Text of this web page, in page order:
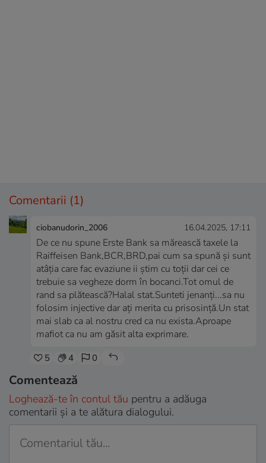
Comentarii (1)
ciobanudorin_2006 16.04.2025, 17:11
De ce nu spune Erste Bank sa mărească taxele la
Raiffeisen Bank,BCR,BRD,pai cum sa spună și sunt
atâția care fac evaziune ii știm cu toții dar cei ce
trebuie sa vegheze dorm în bocanci.Tot omul de
rand sa plătească?Halal stat.Sunteti jenanți...sa nu
folosim injective dar ați merita cu prisosință.Un stat
mai slab ca al nostru cred ca nu exista.Aproape
mafiot ca nu am găsit alta exprimare.
5 4 0
Comentează
Loghează-te în contul tău pentru a adăuga
comentarii și a te alătura dialogului.